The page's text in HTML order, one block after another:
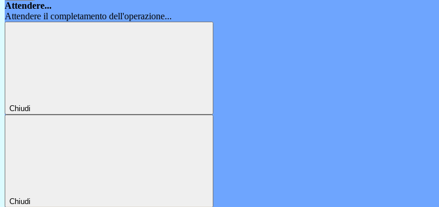
Attendere...
Attendere il completamento dell'operazione...
Chiudi
Chiudi